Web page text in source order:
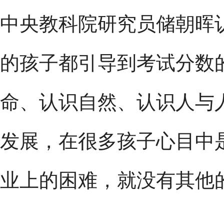
中央教科院研究员储朝
的孩子都引导到考试分
命、认识自然、认识人与
发展，在很多孩子心目中
业上的困难，就没有其